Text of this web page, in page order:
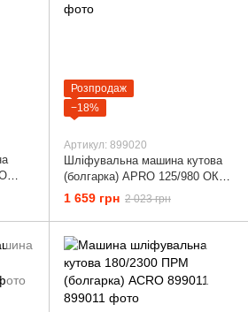
Розпродаж
−18%
Артикул: 899020
Шліфувальна машина кутова
(болгарка) APRO 125/980 ОК
899020
1 659 грн 2 023 грн